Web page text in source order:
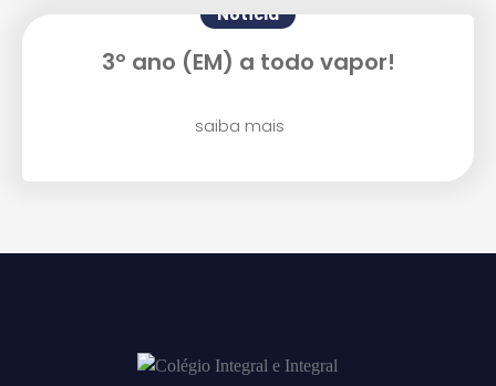
Notícia
3º ano (EM) a todo vapor!
saiba mais
Enviar E-mail